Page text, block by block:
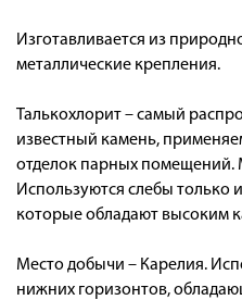
Изготавливается из
металлические крепления.
Талькохлорит – самый
известный камень,
отделок парных помещений.
Используются слебы только
которые обладают высоким
Место добычи – Карелия.
нижних горизонтов,